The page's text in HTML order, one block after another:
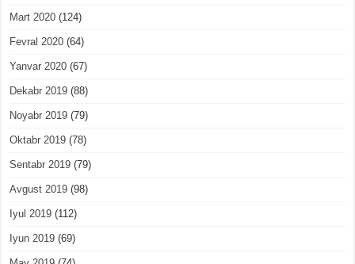
Mart 2020 (124)
Fevral 2020 (64)
Yanvar 2020 (67)
Dekabr 2019 (88)
Noyabr 2019 (79)
Oktabr 2019 (78)
Sentabr 2019 (79)
Avgust 2019 (98)
Iyul 2019 (112)
Iyun 2019 (69)